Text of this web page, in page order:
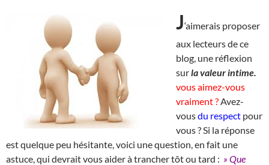
J‘aimerais proposer
aux lecteurs de ce
blog, une réflexion
surla valeur intime.
vous aimez-vous
vraiment ? Avez-
vousdu respect pour
vous ? Si la réponse
est quelque peu hésitante, voici une question, en fait une
astuce, qui devrait vous aider à trancher tôt ou tard : » Que